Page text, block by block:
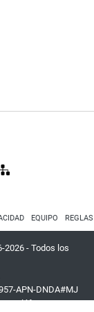
EQUIPO
2026 - Todos los
APN-DNDA#MJ
| Teléfono:+54 9 11